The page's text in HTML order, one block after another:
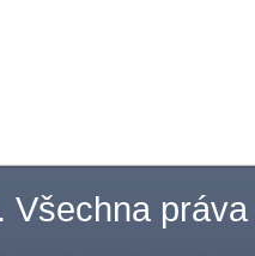
Všechna práva